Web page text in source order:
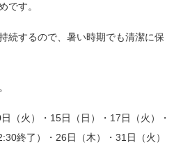
です。
続するので、暑い時期でも清潔に保
（火）・15日（日）・17日（火）・
終了）・26日（木）・31日（火）